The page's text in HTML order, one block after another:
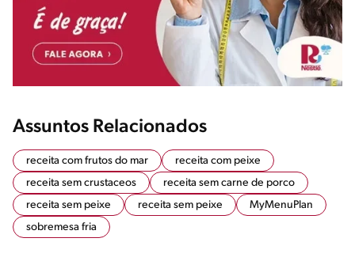
Assuntos Relacionados
receita com frutos do mar
receita com peixe
receita sem crustaceos
receita sem carne de porco
receita sem peixe
receita sem peixe
MyMenuPlan
sobremesa fria